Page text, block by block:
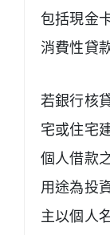
包括現金
消費性貸
若銀行核
宅或住宅
個人借款
用途為投
主以個人